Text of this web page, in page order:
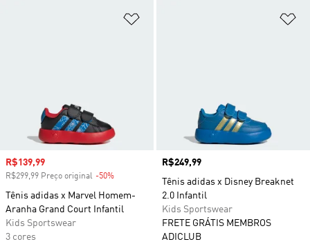
Preço com desconto
R$139,99
R$299,99 Preço original -50%
Tênis adidas x Marvel Homem-
Aranha Grand Court Infantil
Kids Sportswear
3 cores
Preço
R$249,99
Tênis adidas x Disney Breaknet
2.0 Infantil
Kids Sportswear
FRETE GRÁTIS MEMBROS
ADICLUB